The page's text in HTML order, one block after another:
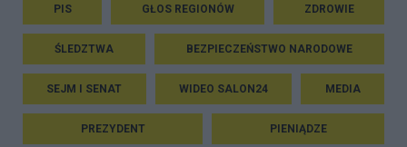
PIS GŁOS REGIONÓW ZDROWIE
ŚLEDZTWA BEZPIECZEŃSTWO NARODOWE
SEJM I SENAT WIDEO SALON24 MEDIA
PREZYDENT PIENIĄDZE